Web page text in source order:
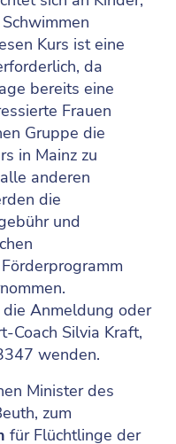
Kurs ist eine
da
bereits eine
Frauen
Gruppe die
in Mainz zu
anderen
die
und
Anmeldung oder
Coach Silvia Kraft,
wenden.
Minister des
zum
für Flüchtlinge der